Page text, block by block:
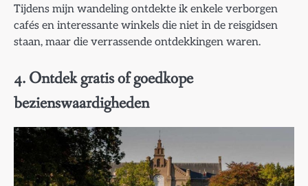
Tijdens mijn wandeling ontdekte ik enkele verborgen
cafés en interessante winkels die niet in de reisgidsen
staan, maar die verrassende ontdekkingen waren.
4.Ontdek gratis of goedkope
bezienswaardigheden